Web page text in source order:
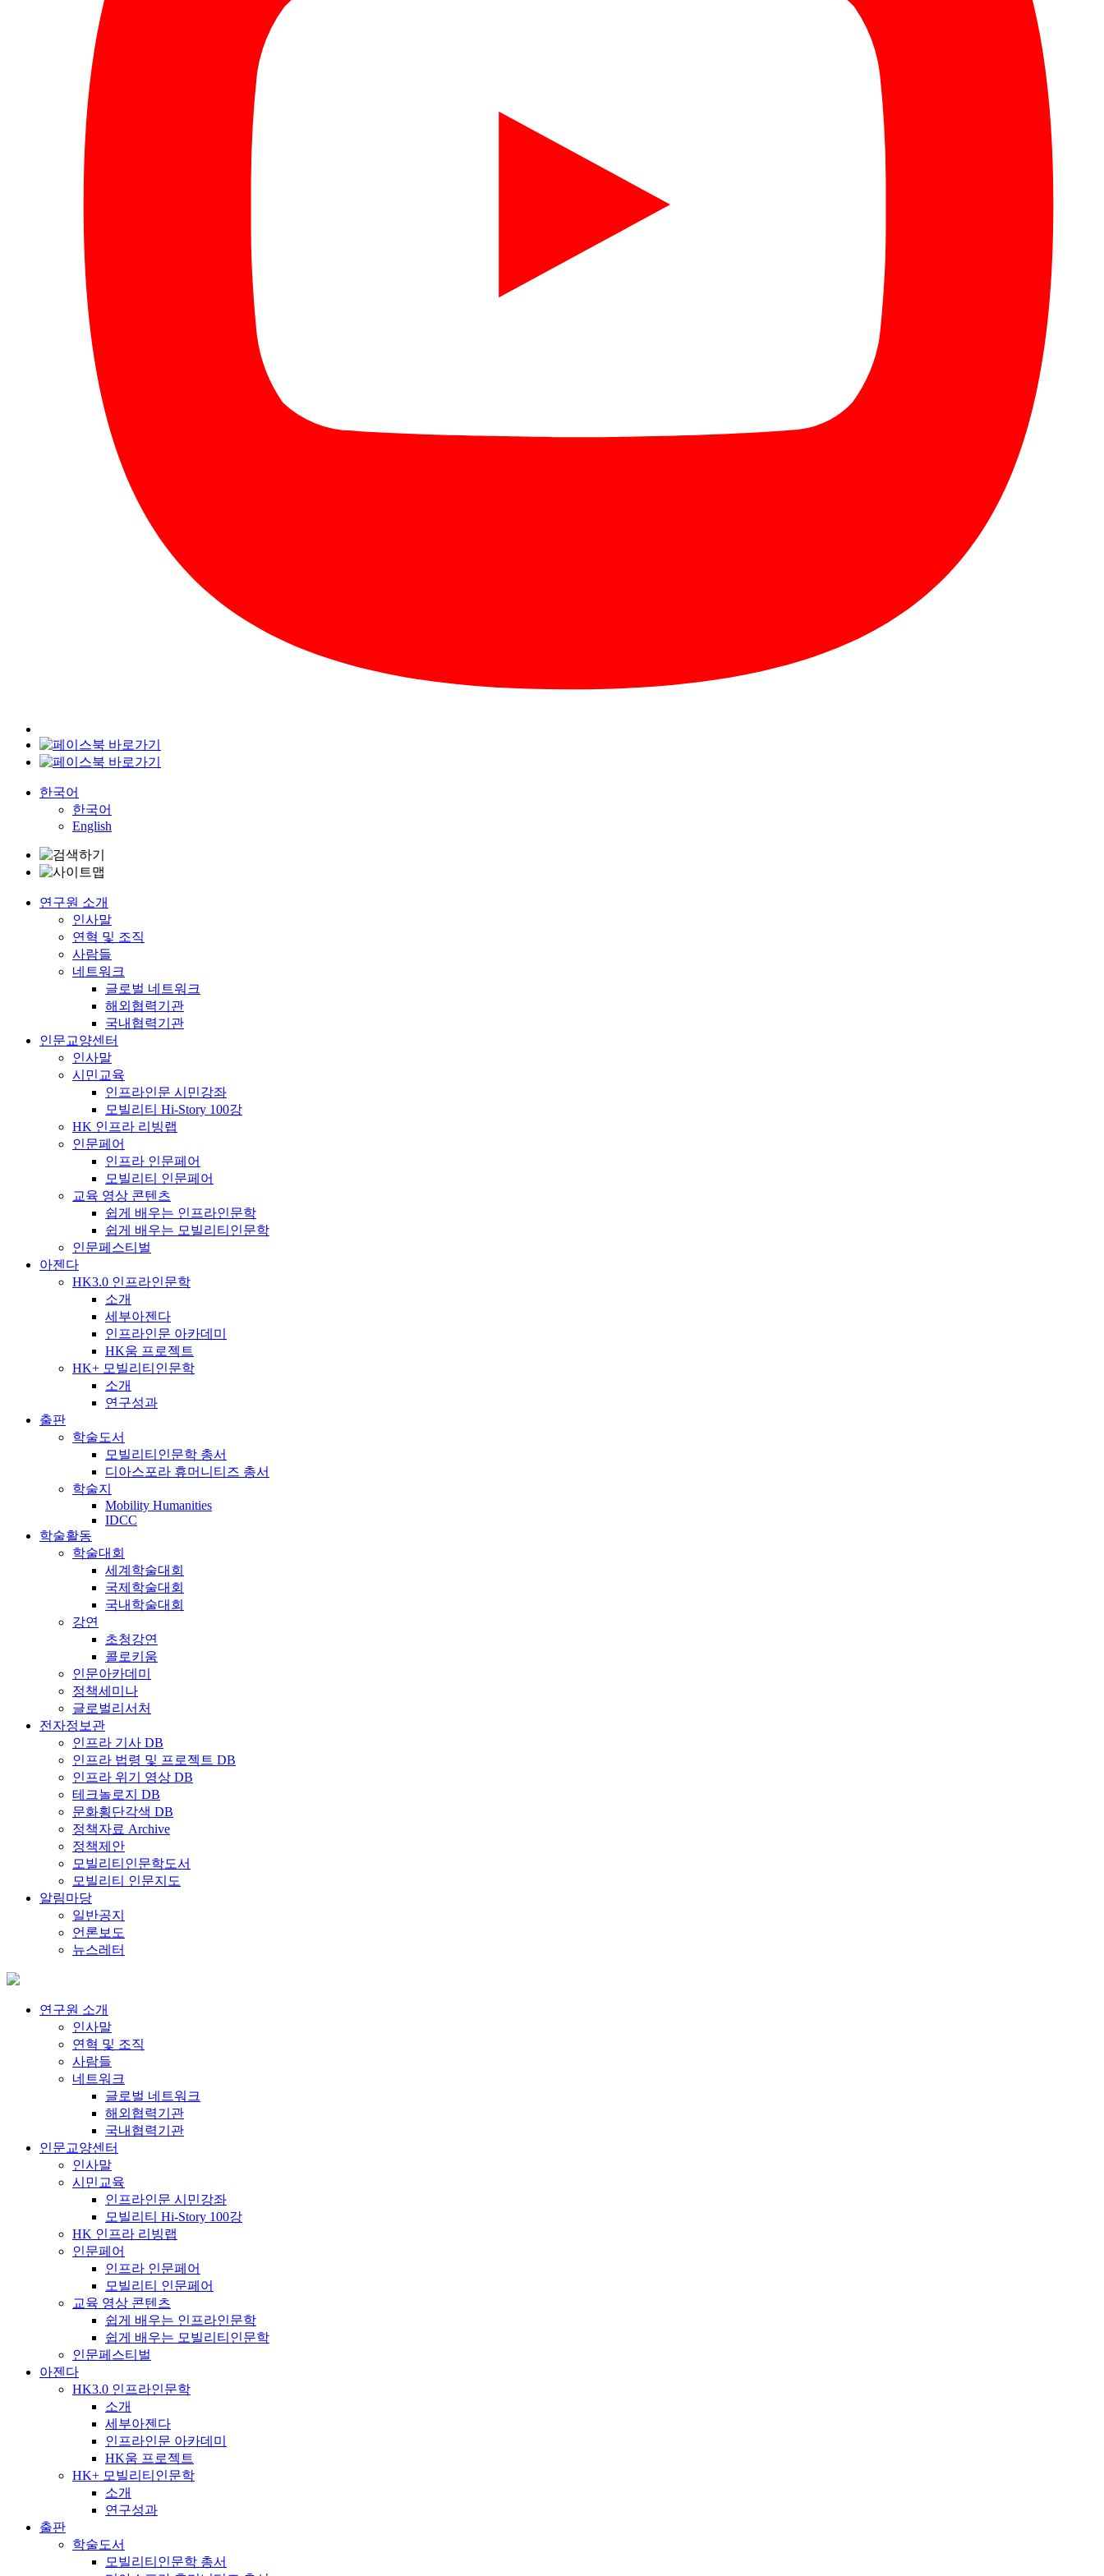
한국어
한국어
English
연구원 소개
인사말
연혁 및 조직
사람들
네트워크
글로벌 네트워크
해외협력기관
국내협력기관
인문교양센터
인사말
시민교육
인프라인문 시민강좌
모빌리티 Hi-Story 100강
HK 인프라 리빙랩
인문페어
인프라 인문페어
모빌리티 인문페어
교육 영상 콘텐츠
쉽게 배우는 인프라인문학
쉽게 배우는 모빌리티인문학
인문페스티벌
아젠다
HK3.0 인프라인문학
소개
세부아젠다
인프라인문 아카데미
HK움 프로젝트
HK+ 모빌리티인문학
소개
연구성과
출판
학술도서
모빌리티인문학 총서
디아스포라 휴머니티즈 총서
학술지
Mobility Humanities
IDCC
학술활동
학술대회
세계학술대회
국제학술대회
국내학술대회
강연
초청강연
콜로키움
인문아카데미
정책세미나
글로벌리서처
전자정보관
인프라 기사 DB
인프라 법령 및 프로젝트 DB
인프라 위기 영상 DB
테크놀로지 DB
문화횡단각색 DB
정책자료 Archive
정책제안
모빌리티인문학도서
모빌리티 인문지도
알림마당
일반공지
언론보도
뉴스레터
연구원 소개
인사말
연혁 및 조직
사람들
네트워크
글로벌 네트워크
해외협력기관
국내협력기관
인문교양센터
인사말
시민교육
인프라인문 시민강좌
모빌리티 Hi-Story 100강
HK 인프라 리빙랩
인문페어
인프라 인문페어
모빌리티 인문페어
교육 영상 콘텐츠
쉽게 배우는 인프라인문학
쉽게 배우는 모빌리티인문학
인문페스티벌
아젠다
HK3.0 인프라인문학
소개
세부아젠다
인프라인문 아카데미
HK움 프로젝트
HK+ 모빌리티인문학
소개
연구성과
출판
학술도서
모빌리티인문학 총서